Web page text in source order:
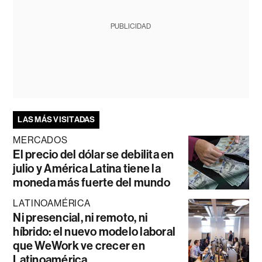
PUBLICIDAD
LAS MÁS VISITADAS
MERCADOS
El precio del dólar se debilita en
julio y América Latina tiene la
moneda más fuerte del mundo
LATINOAMÉRICA
Ni presencial, ni remoto, ni
híbrido: el nuevo modelo laboral
que WeWork ve crecer en